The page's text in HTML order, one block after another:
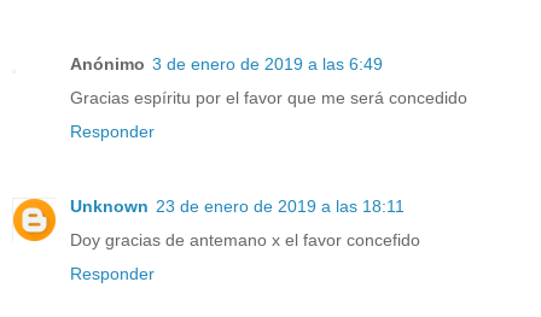
Anónimo 3 de enero de 2019 a las 6:49
Gracias espíritu por el favor que me será concedido
Responder
Unknown 23 de enero de 2019 a las 18:11
Doy gracias de antemano x el favor concefido
Responder